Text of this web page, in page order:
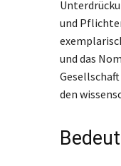
und
und das
den